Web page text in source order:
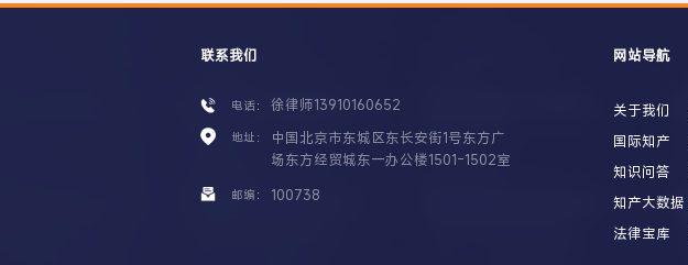
联系我们
电话： 徐律师13910160652
地址：
中国北京市东城区东长安街1号东方广
场东方经贸城东一办公楼1501-1502室
邮编： 100738
网站导航
关于我们
国际知产
知识问答
知产大数据
法律宝库